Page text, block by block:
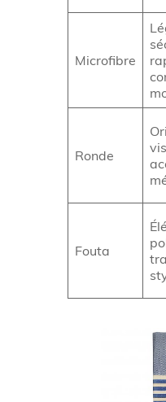
Microfibre
Ronde
Fouta